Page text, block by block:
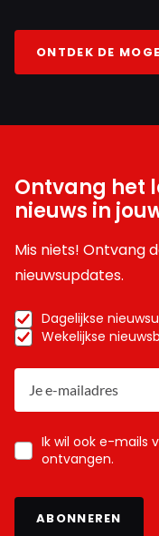
ONTDEK DE
Ontvang het
nieuws in
Mis niets! Ontvang
nieuwsupdates.
Dagelijkse
Wekelijkse
Ik wil ook e-mails
ontvangen.
ABONNEREN